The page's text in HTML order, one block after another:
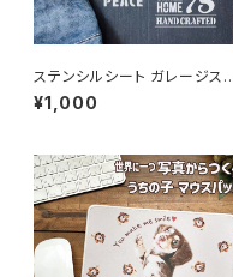
ステンシルシート ガレージス
イル 「75・GARAGE・ SMILE
種セット」 / オリジナル DIY ハ
¥1,000